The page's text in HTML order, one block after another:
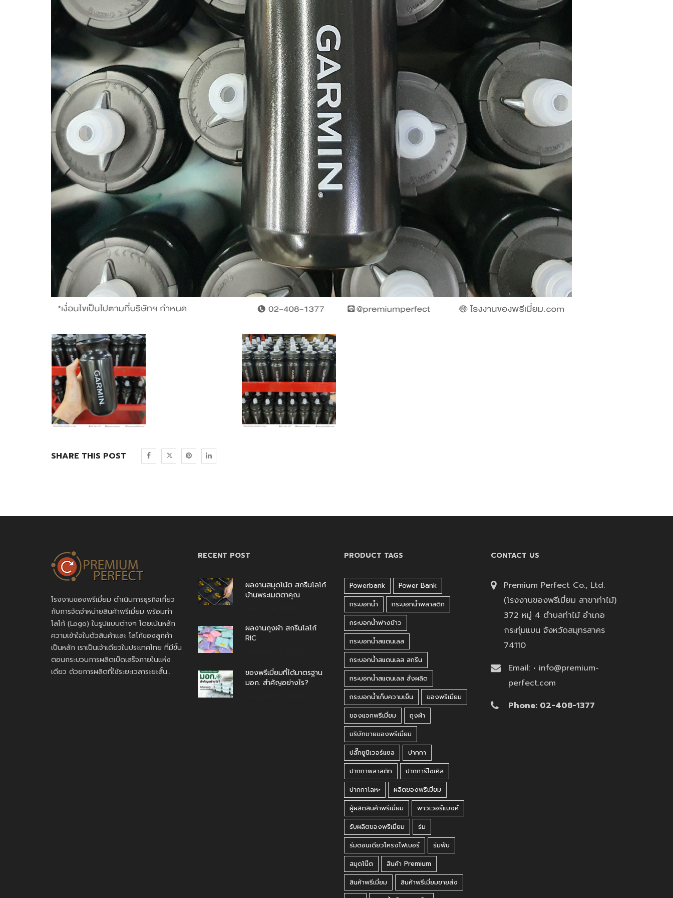
SHARE THIS POST
โรงงานของพรีเมี่ยม ดำเนินการธุรกิจเกี่ยว
กับการจัดจำหน่ายสินค้าพรีเมี่ยม พร้อมทำ
โลโก้ (Logo) ในรูปแบบต่างๆ โดยเน้นหลัก
ความเข้าใจในตัวสินค้าและ โลโก้ของลูกค้า
เป็นหลัก เราเป็นเจ้าเดียวในประเทศไทย ที่มีขั้น
ตอนกระบวนการผลิตเบ็ดเสร็จภายในแห่ง
เดียว ด้วยการผลิตที่ใช้ระยะเวลาระยะสั้น..
RECENT POST
ผลงานสมุดโน้ต สกรีนโลโก้
บ้านพระเมตตาคุณ
ผลงานถุงผ้า สกรีนโลโก้
RIC
ของพรีเมี่ยมที่ได้มาตรฐาน
มอก. สำคัญอย่างไร?
PRODUCT TAGS
Powerbank
Power Bank
กระบอกน้ำ
กระบอกน้ำพลาสติก
กระบอกน้ำฟางข้าว
กระบอกน้ำสแตนเลส
กระบอกน้ำสแตนเลส สกรีน
กระบอกน้ำสแตนเลส สั่งผลิต
กระบอกน้ำเก็บความเย็น
ของพรีเมี่ยม
ของแจกพรีเมี่ยม
ถุงผ้า
บริษัทขายของพรีเมี่ยม
ปลั๊กยูนิเวอร์แซล
ปากกา
ปากกาพลาสติก
ปากการีไซเคิล
ปากกาโลหะ
ผลิตของพรีเมี่ยม
ผู้ผลิตสินค้าพรีเมี่ยม
พาวเวอร์แบงค์
รับผลิตของพรีเมี่ยม
ร่ม
ร่มตอนเดียวโครงไฟเบอร์
ร่มพับ
สมุดโน๊ต
สินค้า Premium
สินค้าพรีเมี่ยม
สินค้าพรีเมี่ยมขายส่ง
CONTACT US
Premium Perfect Co., Ltd.
(โรงงานของพรีเมี่ยม สาขาท่าไม้)
372 หมู่ 4 ตำบลท่าไม้ อำเภอ
กระทุ่มแบน จังหวัดสมุทรสาคร
74110
Email: • info@premium-
perfect.com
Phone: 02-408-1377